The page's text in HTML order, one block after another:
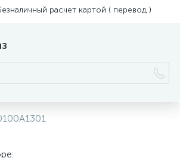
расчет картой ( перевод )